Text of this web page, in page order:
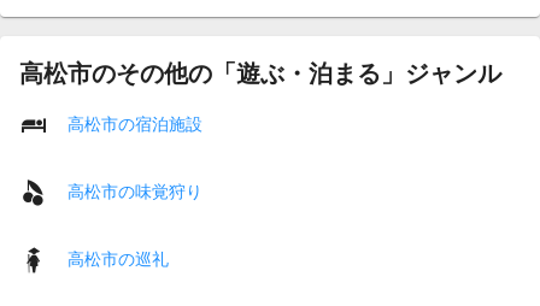
高松市のその他の「遊ぶ・泊まる」ジャンル
高松市の宿泊施設
高松市の味覚狩り
高松市の巡礼